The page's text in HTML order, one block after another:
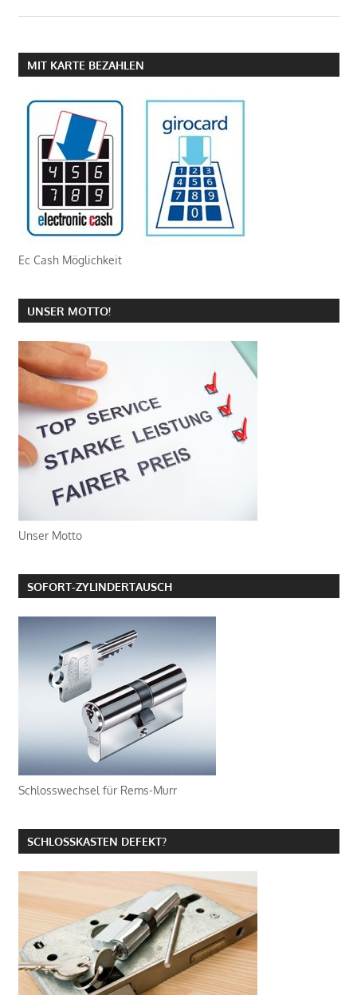
MIT KARTE BEZAHLEN
Ec Cash Möglichkeit
UNSER MOTTO!
Unser Motto
SOFORT-ZYLINDERTAUSCH
Schlosswechsel für Rems-Murr
SCHLOSSKASTEN DEFEKT?